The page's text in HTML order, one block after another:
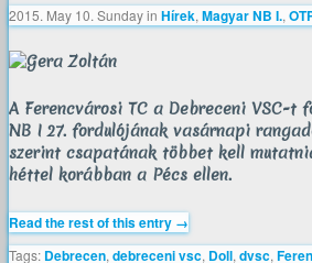
2015. May 10. Sundayin Hírek, Magyar NB I.,
A Ferencvárosi TC a Debreceni VSC-t
NB I 27. fordulójának vasárnapi
szerint csapatának többet kell
héttel korábban a Pécs ellen.
Read the rest of this entry →
Tags: Debrecen, debreceni vsc, Doll, dvsc,